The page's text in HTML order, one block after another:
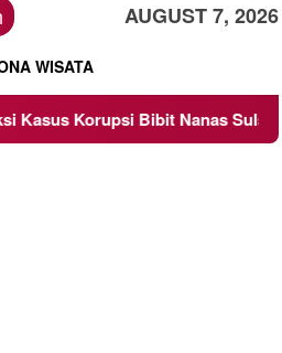
AUGUST 7, 2026
WISATA
Nanas Sulsel Rp 52,4 Miliar